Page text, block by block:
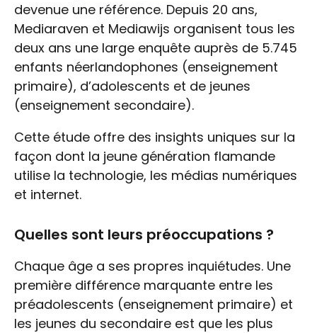
devenue une référence. Depuis 20 ans,
Mediaraven et Mediawijs organisent tous les
deux ans une large enquête auprès de 5.745
enfants néerlandophones (enseignement
primaire), d’adolescents et de jeunes
(enseignement secondaire).
Cette étude offre des insights uniques sur la
façon dont la jeune génération flamande
utilise la technologie, les médias numériques
et internet.
Quelles sont leurs préoccupations ?
Chaque âge a ses propres inquiétudes. Une
première différence marquante entre les
préadolescents (enseignement primaire) et
les jeunes du secondaire est que les plus